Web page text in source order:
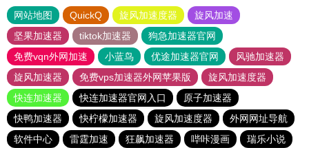
网站地图 QuickQ 旋风加速度器
旋风加速
坚果加速器
tiktok加速器
狗急加速器官网
免费vqn外网加速
小蓝鸟 优途加速器官网
风驰加速器
旋风加速器
免费vps加速器外网苹果版
旋风加速度器
快连加速器
快连加速器官网入口
原子加速器
快鸭加速器
快柠檬加速器 旋风加速度器
外网网址导航
软件中心
雷霆加速 狂飙加速器 哔咔漫画
瑞乐小说